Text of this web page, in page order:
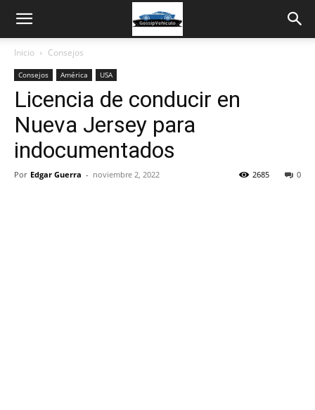
Inicio Consejos
Consejos América USA
Licencia de conducir en
Nueva Jersey para
indocumentados
Por Edgar Guerra - noviembre 2, 2022 0
2685